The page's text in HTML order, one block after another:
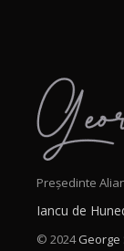
Președinte
Iancu de
© 2024George